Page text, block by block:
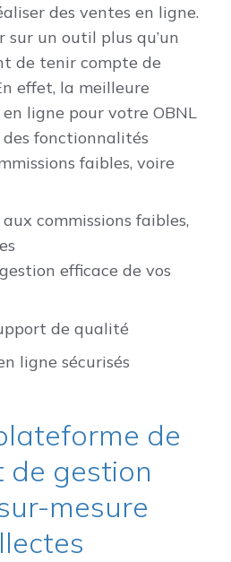
des ventes en ligne.
sur un outil plus qu’un
de tenir compte de
effet, la meilleure
ligne pour votre OBNL
fonctionnalités
faibles, voire
commissions faibles,
efficace de vos
de qualité
ligne sécurisés
de
de gestion
mesure